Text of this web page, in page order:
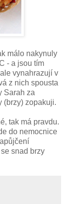
málo nakynuly
- a jsou tím
vynahrazují v
z nich spousta
Sarah za
(brzy) zopakuji.
tak má pravdu.
do nemocnice
snad brzy